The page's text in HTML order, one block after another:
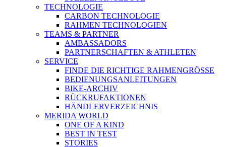
TECHNOLOGIE
CARBON TECHNOLOGIE
RAHMEN TECHNOLOGIEN
TEAMS & PARTNER
AMBASSADORS
PARTNERSCHAFTEN & ATHLETEN
SERVICE
FINDE DIE RICHTIGE RAHMENGRÖSSE
BEDIENUNGSANLEITUNGEN
BIKE-ARCHIV
RÜCKRUFAKTIONEN
HÄNDLERVERZEICHNIS
MERIDA WORLD
ONE OF A KIND
BEST IN TEST
STORIES